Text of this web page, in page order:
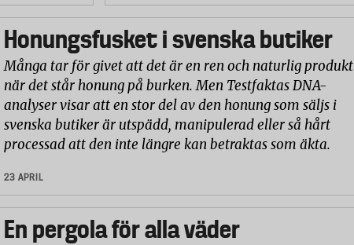
Honungsfusket i svenska butiker
Många tar för givet att det är en ren och naturlig produkt
när det står honung på burken. Men Testfaktas DNA-
analyser visar att en stor del av den honung som säljs i
svenska butiker är utspädd, manipulerad eller så hårt
processad att den inte längre kan betraktas som äkta.
23 APRIL
En pergola för alla väder